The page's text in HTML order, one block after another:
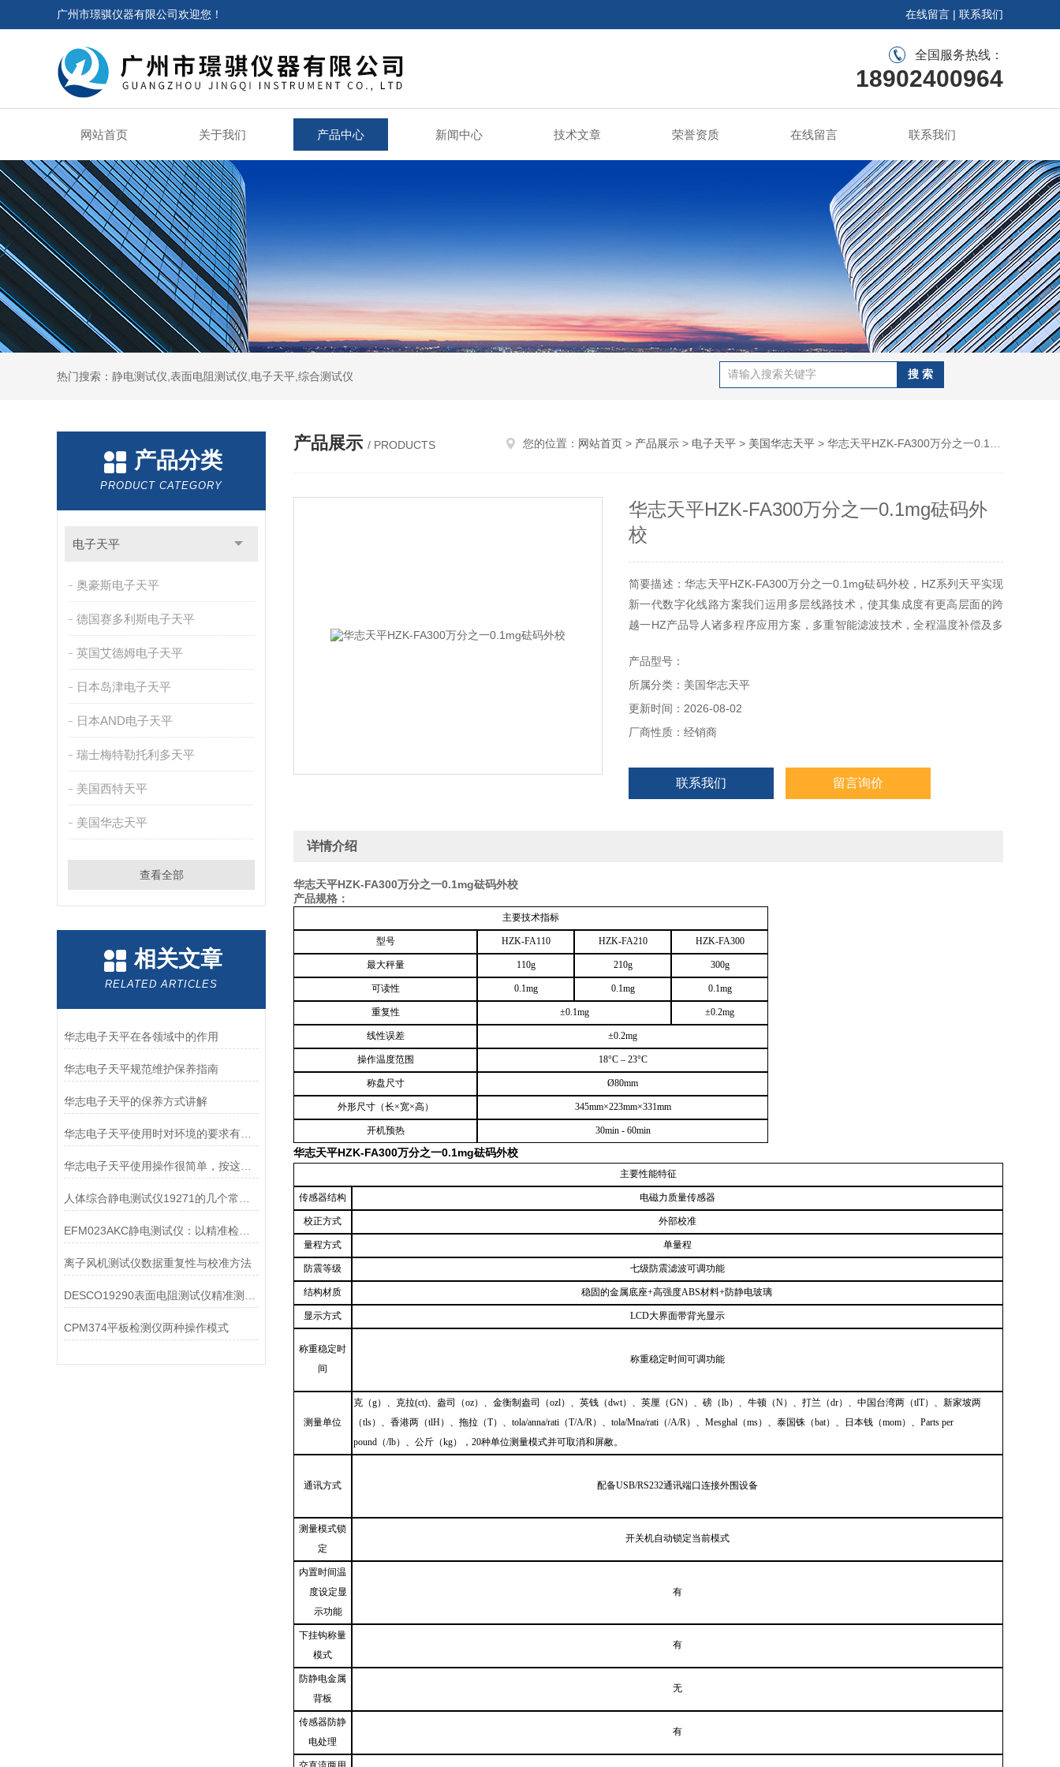
广州市璟骐仪器有限公司欢迎您！ 在线留言 | 联系我们
全国服务热线：
18902400964
网站首页 关于我们 产品中心 新闻中心 技术文章 荣誉资质 在线留言 联系我们
热门搜索：静电测试仪,表面电阻测试仪,电子天平,综合测试仪
产品分类
PRODUCT CATEGORY
电子天平
奥豪斯电子天平
德国赛多利斯电子天平
英国艾德姆电子天平
日本岛津电子天平
日本AND电子天平
瑞士梅特勒托利多天平
美国西特天平
美国华志天平
查看全部
相关文章
RELATED ARTICLES
华志电子天平在各领域中的作用
华志电子天平规范维护保养指南
华志电子天平的保养方式讲解
华志电子天平使用时对环境的要求有哪些？
华志电子天平使用操作很简单，按这些步骤来就行
离子风机测试仪数据重复性与校准方法
CPM374平板检测仪两种操作模式
产品展示 / PRODUCTS 您的位置： 网站首页 > 产品展示 > 电子天平 > 美国华志天平 > 华志天平HZK-FA300万分之一0.1mg砝码外校
华志天平HZK-FA300万分之一0.1mg砝码外
校
简要描述：华志天平HZK-FA300万分之一0.1mg砝码外校，HZ系列天平实现
新一代数字化线路方案我们运用多层线路技术，使其集成度有更高层面的跨
越一HZ产品导人诸多程序应用方案，多重智能滤波技术，全程温度补偿及多
产品型号：
所属分类：美国华志天平
更新时间：2026-08-02
厂商性质：经销商
联系我们 留言询价
详情介绍
华志天平HZK-FA300万分之一0.1mg砝码外校
产品规格：
主要技术指标
型号 HZK-FA110 HZK-FA210 HZK-FA300
最大秤量 110g 210g 300g
可读性 0.1mg 0.1mg 0.1mg
重复性 ±0.1mg ±0.2mg
线性误差 ±0.2mg
操作温度范围 18°C – 23°C
称盘尺寸 Ø80mm
外形尺寸（长×宽×高） 345mm×223mm×331mm
开机预热 30min - 60min
华志天平HZK-FA300万分之一0.1mg砝码外校
主要性能特征
传感器结构 电磁力质量传感器
校正方式 外部校准
量程方式 单量程
防震等级 七级防震滤波可调功能
结构材质 稳固的金属底座+高强度ABS材料+防静电玻璃
显示方式 LCD大界面带背光显示
称重稳定时
间
称重稳定时间可调功能
测量单位
克（g）、克拉(ct)、盎司（oz）、金衡制盎司（ozl）、英钱（dwt）、英厘（GN）、磅（lb）、牛顿（N）、打兰（dr）、中国台湾两（tlT）、新家坡两
（tls）、香港两（tlH）、拖拉（T）、tola/anna/rati（T/A/R）、tola/Mna/rati（/A/R）、Mesghal（ms）、泰国铢（bat）、日本钱（mom）、Parts per
pound（/lb）、公斤（kg），20种单位测量模式并可取消和屏敝。
通讯方式 配备USB/RS232通讯端口连接外围设备
测量模式锁
定
开关机自动锁定当前模式
内置时间温
度设定显
示功能
有
下挂钩称量
模式
有
防静电金属
背板
无
传感器防静
电处理
有